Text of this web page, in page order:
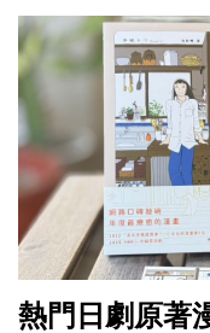
熱門日劇原著